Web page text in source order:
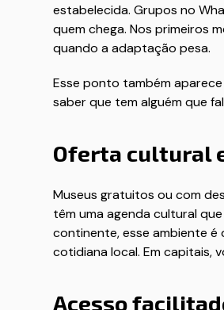
estabelecida. Grupos no
quem chega. Nos primeiros
quando a adaptação pesa.
Esse ponto também
saber que tem alguém que
Oferta cultural
Museus gratuitos ou com
têm uma agenda cultural
continente, esse ambiente é
cotidiana local. Em capitais,
Acesso